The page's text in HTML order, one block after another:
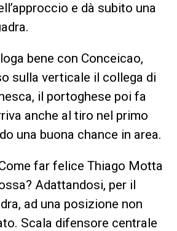
e dà subito una
bene con Conceicao,
sulla verticale il collega di
il portoghese poi fa
anche al tiro nel primo
una buona chance in area.
far felice Thiago Motta
Adattandosi, per il
ad una posizione non
Scala difensore centrale